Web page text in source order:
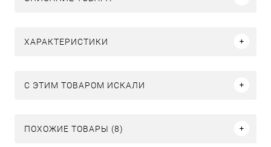
ХАРАКТЕРИСТИКИ
C ЭТИМ ТОВАРОМ ИСКАЛИ
ПОХОЖИЕ ТОВАРЫ (8)